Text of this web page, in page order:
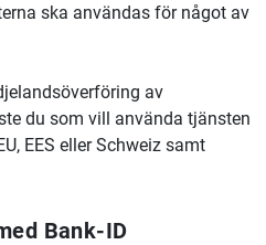
ska användas för något av
av
du som vill använda tjänsten
EES eller Schweiz samt
Bank-ID